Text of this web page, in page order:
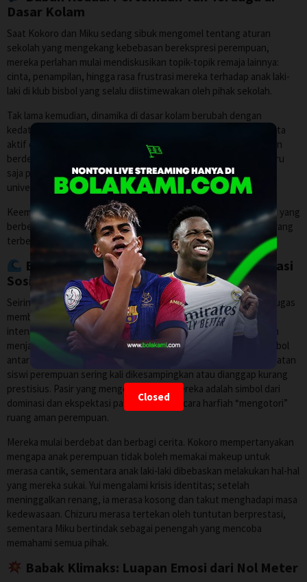
Closed
Dasar Kolam
Saat Kokoro dan Miku sedang sibuk mengomel tentang aturan
sekolah yang mengekang kebebasan berekspresi perempuan,
mereka perlahan mulai mendiskusikan topik-topik remaja lainnya:
cinta, penampilan, hingga rasa frustrasi mereka terhadap anak laki-
laki di klub bisbol yang selalu diistimewakan oleh pihak sekolah.
Tak lama kemudian, dinamika di dasar kolam berubah dengan
kedatangan dua siswi lain. Yang pertama adalah
, anggota
aktif dari klub renang sekolah yang sifatnya lebih terstruktur dan
berdedikasi. Lalu menyusul
, siswi kelas tiga (senior) yang baru
saja pensiun dari klub renang untuk fokus pada ujian masuk
universitas.
Keempat gadis dengan latar belakang, kepribadian, dan masalah yang
berbeda ini akhirnya terjebak bersama di dalam ruang tertutup yang
terbentuk oleh dinding kolam renang kering tersebut.
Babak Ketiga: Pasir, Gender, dan Ekspektasi
Sosial
Seiring berjalannya waktu dan dialog yang semakin mendalam, tugas
membersihkan pasir berubah menjadi sesi terapi kelompok yang
intens. Pasir yang terus berhembus dari lapangan bisbol sebelah
menjadi metafora cerdas dalam film ini. Di Jepang, turnamen bisbol
antar SMA (Koshien) sangat diagung-agungkan, sementara kegiatan
siswi perempuan sering kali dikesampingkan atau dianggap kurang
prestisius. Pasir yang mengotori kolam mereka adalah simbol dari
dominasi dan ekspektasi patriarki yang secara harfiah “mengotori”
ruang aman perempuan.
Mereka mulai berdebat dan berbagi cerita. Kokoro mempertanyakan
mengapa anak perempuan tidak boleh memakai makeup untuk
merasa cantik, sementara anak laki-laki dibebaskan melakukan hal-hal
yang mereka sukai. Yui mengalami krisis identitas; setelah
meninggalkan renang, ia merasa kosong dan takut menghadapi masa
kedewasaan. Chizuru merasa tertekan oleh tuntutan berprestasi,
sementara Miku bertindak sebagai penengah yang mencoba
memahami semua pihak.
Babak Klimaks: Luapan Emosi dari Nol Meter